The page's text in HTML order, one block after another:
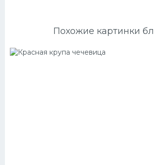
Похожие картинки